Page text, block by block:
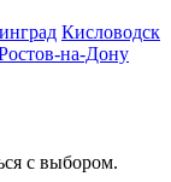
Кисловодск
на-Дону
с выбором.